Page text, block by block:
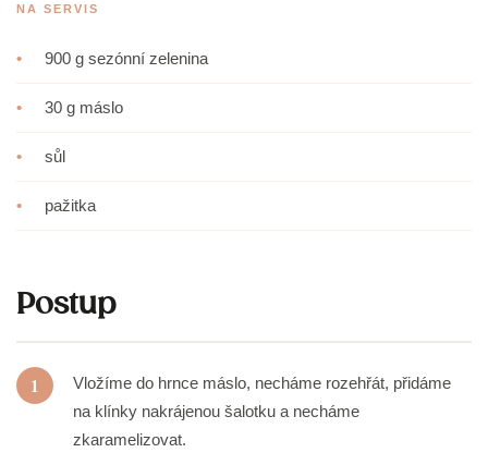
NA SERVIS
• 900 g sezónní zelenina
• 30 g máslo
• sůl
• pažitka
Postup
1
Vložíme do hrnce máslo, necháme rozehřát, přidáme
na klínky nakrájenou šalotku a necháme
zkaramelizovat.